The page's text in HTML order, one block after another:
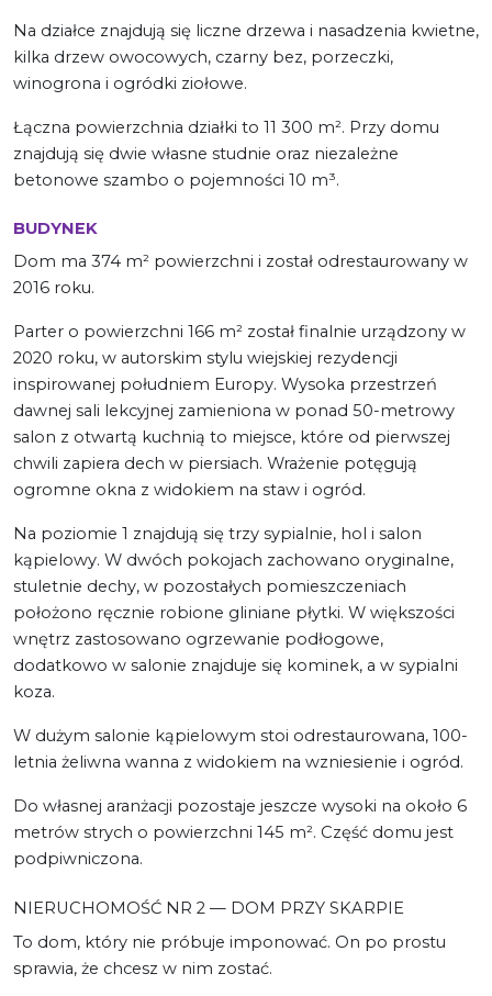
Na działce znajdują się liczne drzewa i nasadzenia kwietne,
kilka drzew owocowych, czarny bez, porzeczki,
winogrona i ogródki ziołowe.
Łączna powierzchnia działki to 11 300 m². Przy domu
znajdują się dwie własne studnie oraz niezależne
betonowe szambo o pojemności 10 m³.
BUDYNEK
Dom ma 374 m² powierzchni i został odrestaurowany w
2016 roku.
Parter o powierzchni 166 m² został finalnie urządzony w
2020 roku, w autorskim stylu wiejskiej rezydencji
inspirowanej południem Europy. Wysoka przestrzeń
dawnej sali lekcyjnej zamieniona w ponad 50-metrowy
salon z otwartą kuchnią to miejsce, które od pierwszej
chwili zapiera dech w piersiach. Wrażenie potęgują
ogromne okna z widokiem na staw i ogród.
Na poziomie 1 znajdują się trzy sypialnie, hol i salon
kąpielowy. W dwóch pokojach zachowano oryginalne,
stuletnie dechy, w pozostałych pomieszczeniach
położono ręcznie robione gliniane płytki. W większości
wnętrz zastosowano ogrzewanie podłogowe,
dodatkowo w salonie znajduje się kominek, a w sypialni
koza.
W dużym salonie kąpielowym stoi odrestaurowana, 100-
letnia żeliwna wanna z widokiem na wzniesienie i ogród.
Do własnej aranżacji pozostaje jeszcze wysoki na około 6
metrów strych o powierzchni 145 m². Część domu jest
podpiwniczona.
NIERUCHOMOŚĆ NR 2 — DOM PRZY SKARPIE
To dom, który nie próbuje imponować. On po prostu
sprawia, że chcesz w nim zostać.